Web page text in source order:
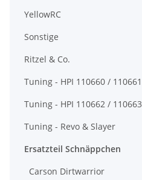
YellowRC
Sonstige
Ritzel & Co.
Tuning - HPI 110660 / 110661
Tuning - HPI 110662 / 110663
Tuning - Revo & Slayer
Ersatzteil Schnäppchen
Carson Dirtwarrior